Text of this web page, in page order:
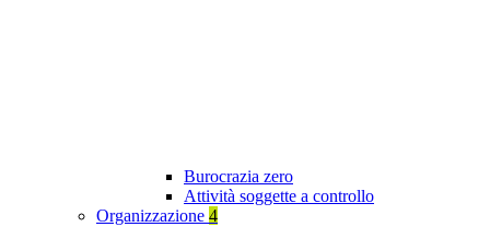
Burocrazia zero
Attività soggette a controllo
Organizzazione 4